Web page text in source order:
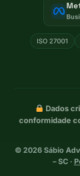
ISO 27001
Dados
conformidade
© 2026Sábio Adv
– SC ·